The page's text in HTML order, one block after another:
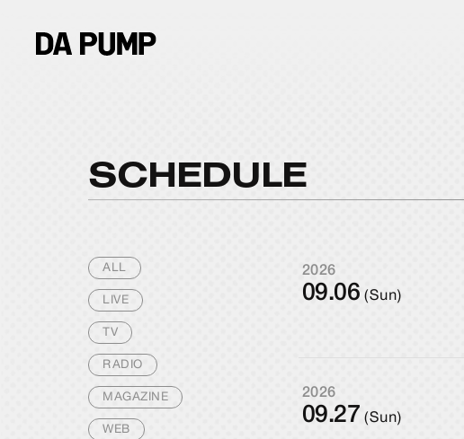
SCHEDULE
ALL
LIVE
TV
RADIO
MAGAZINE
WEB
2026
09.06 (Sun)
2026
09.27 (Sun)